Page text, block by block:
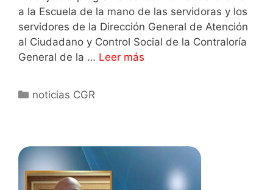
a la Escuela de la mano de las servidoras y los
servidores de la Dirección General de Atención
al Ciudadano y Control Social de la Contraloría
General de la … Leer más
noticias CGR